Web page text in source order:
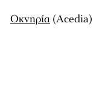
Οκνηρία (Acedia)